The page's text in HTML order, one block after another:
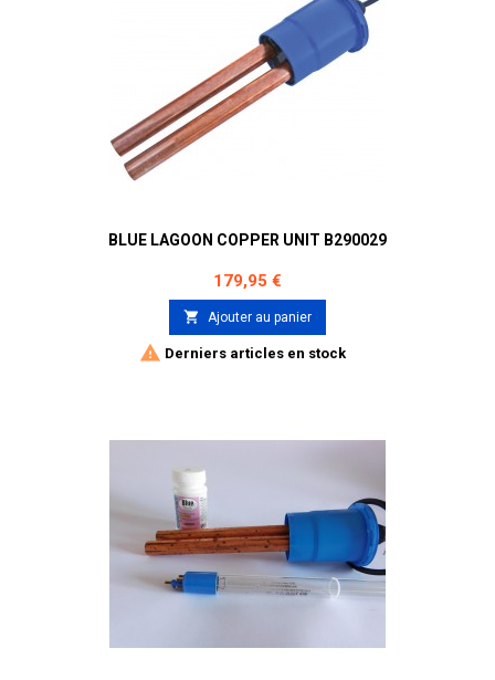
BLUE LAGOON COPPER UNIT B290029
Prix
179,95 €
 Ajouter au panier
 Derniers articles en stock